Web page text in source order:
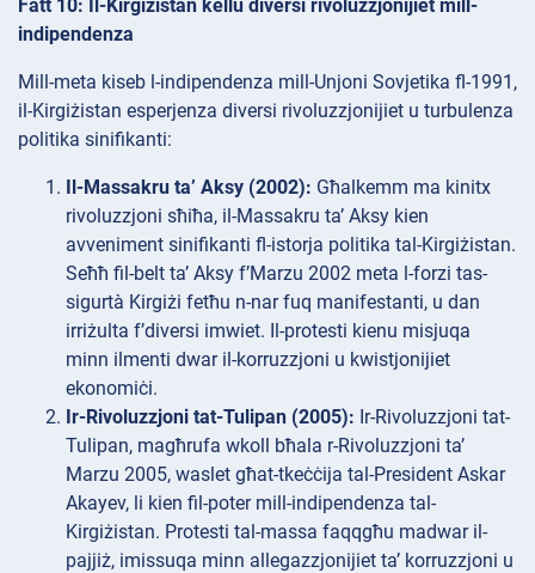
Fatt 10: Il-Kirgiżistan kellu diversi rivoluzzjonijiet mill-
indipendenza
Mill-meta kiseb l-indipendenza mill-Unjoni Sovjetika fl-1991,
il-Kirgiżistan esperjenza diversi rivoluzzjonijiet u turbulenza
politika sinifikanti:
Il-Massakru ta’ Aksy (2002): Għalkemm ma kinitx
rivoluzzjoni sħiħa, il-Massakru ta’ Aksy kien
avveniment sinifikanti fl-istorja politika tal-Kirgiżistan.
Seħħ fil-belt ta’ Aksy f’Marzu 2002 meta l-forzi tas-
sigurtà Kirgiżi fetħu n-nar fuq manifestanti, u dan
irriżulta f’diversi imwiet. Il-protesti kienu misjuqa
minn ilmenti dwar il-korruzzjoni u kwistjonijiet
ekonomiċi.
Ir-Rivoluzzjoni tat-Tulipan (2005): Ir-Rivoluzzjoni tat-
Tulipan, magħrufa wkoll bħala r-Rivoluzzjoni ta’
Marzu 2005, waslet għat-tkeċċija tal-President Askar
Akayev, li kien fil-poter mill-indipendenza tal-
Kirgiżistan. Protesti tal-massa faqqgħu madwar il-
pajjiż, imissuqa minn allegazzjonijiet ta’ korruzzjoni u